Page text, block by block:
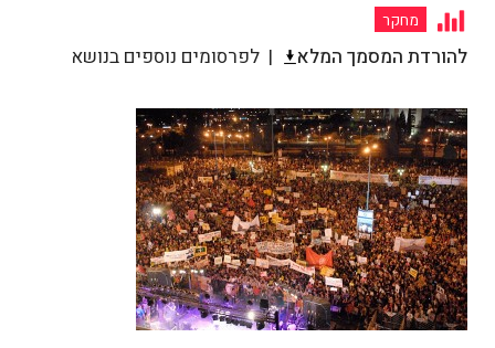
מחקר
להורדת המסמך המלא לפרסומים נוספים בנושא